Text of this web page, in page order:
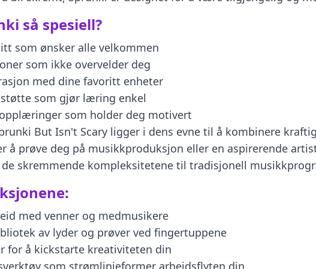
så spesiell?
som ønsker alle velkommen
som ikke overvelder deg
med dine favoritt enheter
som gjør læring enkel
som holder deg motivert
But Isn't Scary ligger i dens evne til å kombinere
å prøve deg på musikkproduksjon eller en aspirerende
de skremmende kompleksitetene til tradisjonell
med venner og medmusikere
av lyder og prøver ved fingertuppene
for å kickstarte kreativiteten din